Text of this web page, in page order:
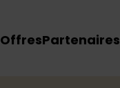
OffresPartenaires